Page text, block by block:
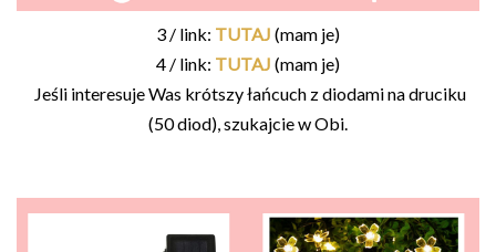
3 / link: TUTAJ (mam je)
4 / link: TUTAJ (mam je)
Jeśli interesuje Was krótszy łańcuch z diodami na druciku
(50 diod), szukajcie w Obi.